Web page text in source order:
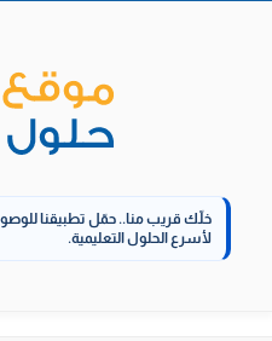
خلّك قريب منا..حمّل تطبيقنا للوصول الدائم
لأسرع الحلول التعليمية.